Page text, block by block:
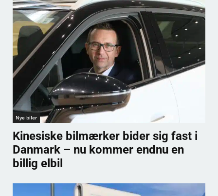
Nye biler
Kinesiske bilmærker bider sig fast i
Danmark – nu kommer endnu en
billig elbil